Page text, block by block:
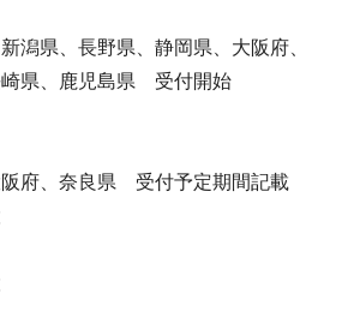
潟県、長野県、静岡県、大阪府、
県、鹿児島県 受付開始
府、奈良県 受付予定期間記載